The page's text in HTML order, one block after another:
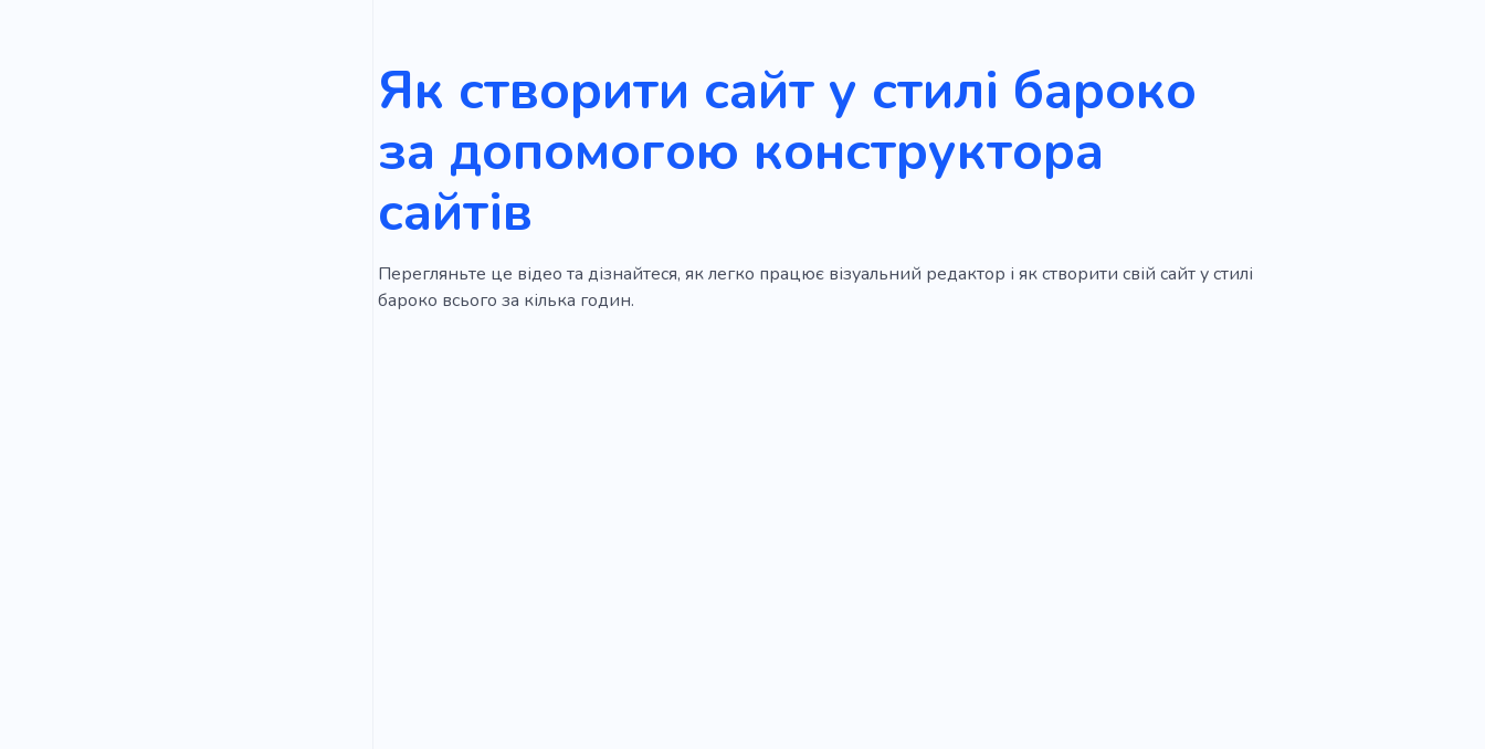
Як створити сайт у стилі бароко
за допомогою конструктора
сайтів
Перегляньте це відео та дізнайтеся, як легко працює візуальний редактор і як створити свій сайт у стилі
бароко всього за кілька годин.